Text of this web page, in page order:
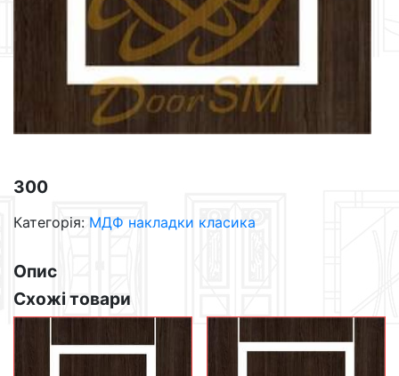
300
Категорія: МДФ накладки класика
Опис
Схожі товари